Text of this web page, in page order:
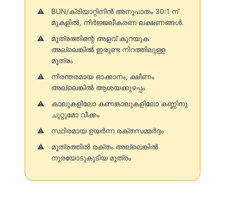
BUN/ക്രിയാറ്റിനിൻ അനുപാതം 30:1 ന്
മുകളിൽ, നിർജ്ജലീകരണ ലക്ഷണങ്ങൾ.
മൂത്രത്തിന്റെ അളവ് കുറയുക
അല്ലെങ്കിൽ ഇരുണ്ട നിറത്തിലുള്ള
മൂത്രം
നിരന്തരമായ ഓക്കാനം, ക്ഷീണം
അല്ലെങ്കിൽ ആശയക്കുഴപ്പം
കാലുകളിലോ കണങ്കാലുകളിലോ കണ്ണിനു
ചുറ്റുമോ വീക്കം
സ്ഥിരമായ ഉയർന്ന രക്തസമ്മർദ്ദം
മൂത്രത്തിൽ രക്തം അല്ലെങ്കിൽ
നുരയോടുകൂടിയ മൂത്രം
Polski
Slovenščina
Magyar
Shqip
বাংলা
తెలుగు
தமிழ்